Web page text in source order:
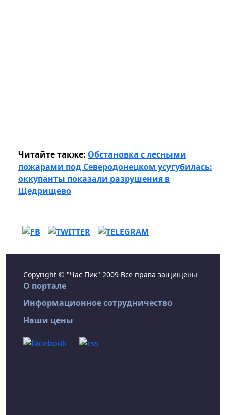
Читайте также: Обстановка с лесными
пожарами под Северодонецком усугубилась:
оккупанты показали разрушения в
Щедрищево
Copyright © "Час Пик" 2009 Все права защищены
О портале
Информационное сотрудничество
Наши цены